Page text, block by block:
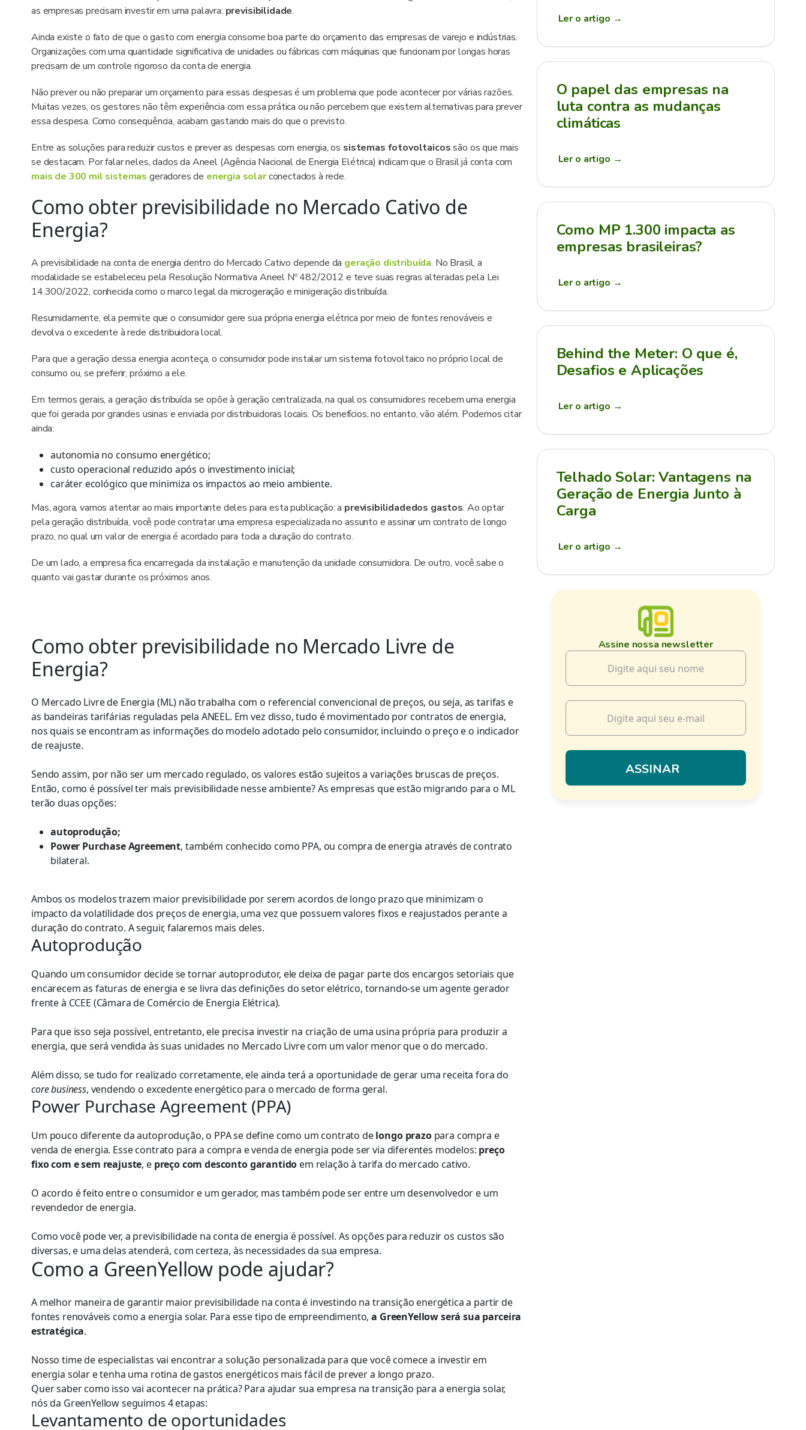
as empresas precisam investir em uma palavra: previsibilidade.
Ainda existe o fato de que o gasto com energia consome boa parte do orçamento das empresas de varejo e indústrias.
Organizações com uma quantidade significativa de unidades ou fábricas com máquinas que funcionam por longas horas
precisam de um controle rigoroso da conta de energia.
Não prever ou não preparar um orçamento para essas despesas é um problema que pode acontecer por várias razões.
Muitas vezes, os gestores não têm experiência com essa prática ou não percebem que existem alternativas para prever
essa despesa. Como consequência, acabam gastando mais do que o previsto.
Entre as soluções para reduzir custos e prever as despesas com energia, os sistemas fotovoltaicossão os que mais
se destacam. Por falar neles, dados da Aneel (Agência Nacional de Energia Elétrica) indicam que o Brasil já conta com
mais de 300 mil sistemas geradores de energia solarconectados à rede.
Como obter previsibilidade no Mercado Cativo de
Energia?
A previsibilidade na conta de energia dentro do Mercado Cativo depende da geração distribuída. No Brasil, a
modalidade se estabeleceu pela Resolução Normativa Aneel Nº 482/2012 e teve suas regras alteradas pela Lei
14.300/2022, conhecida como o marco legal da microgeração e minigeração distribuída.
Resumidamente, ela permite que o consumidor gere sua própria energia elétrica por meio de fontes renováveis e
devolva o excedente à rede distribuidora local.
Para que a geração dessa energia aconteça, o consumidor pode instalar um sistema fotovoltaico no próprio local de
consumo ou, se preferir, próximo a ele.
Em termos gerais, a geração distribuída se opõe à geração centralizada, na qual os consumidores recebem uma energia
que foi gerada por grandes usinas e enviada por distribuidoras locais. Os benefícios, no entanto, vão além. Podemos citar
ainda:
autonomia no consumo energético;
custo operacional reduzido após o investimento inicial;
caráter ecológico que minimiza os impactos ao meio ambiente.
Mas, agora, vamos atentar ao mais importante deles para esta publicação: a previsibilidadedos gastos. Ao optar
pela geração distribuída, você pode contratar uma empresa especializada no assunto e assinar um contrato de longo
prazo, no qual um valor de energia é acordado para toda a duração do contrato.
De um lado, a empresa fica encarregada da instalação e manutenção da unidade consumidora. De outro, você sabe o
quanto vai gastar durante os próximos anos.
Como obter previsibilidade no Mercado Livre de
Energia?
O Mercado Livre de Energia (ML) não trabalha com o referencial convencional de preços, ou seja, as tarifas e
as bandeiras tarifárias reguladas pela ANEEL. Em vez disso, tudo é movimentado por contratos de energia,
nos quais se encontram as informações do modelo adotado pelo consumidor, incluindo o preço e o indicador
de reajuste.
Sendo assim, por não ser um mercado regulado, os valores estão sujeitos a variações bruscas de preços.
Então, como é possível ter mais previsibilidade nesse ambiente? As empresas que estão migrando para o ML
terão duas opções:
autoprodução;
Power Purchase Agreement, também conhecido como PPA, ou compra de energia através de contrato
bilateral.
Ambos os modelos trazem maior previsibilidade por serem acordos de longo prazo que minimizam o
impacto da volatilidade dos preços de energia, uma vez que possuem valores fixos e reajustados perante a
duração do contrato. A seguir, falaremos mais deles.
Autoprodução
Quando um consumidor decide se tornar autoprodutor, ele deixa de pagar parte dos encargos setoriais que
encarecem as faturas de energia e se livra das definições do setor elétrico, tornando-se um agente gerador
frente à CCEE (Câmara de Comércio de Energia Elétrica).
Para que isso seja possível, entretanto, ele precisa investir na criação de uma usina própria para produzir a
energia, que será vendida às suas unidades no Mercado Livre com um valor menor que o do mercado.
Além disso, se tudo for realizado corretamente, ele ainda terá a oportunidade de gerar uma receita fora do
core business, vendendo o excedente energético para o mercado de forma geral.
Power Purchase Agreement (PPA)
Um pouco diferente da autoprodução, o PPA se define como um contrato delongo prazopara compra e
venda de energia. Esse contrato para a compra e venda de energia pode ser via diferentes modelos: preço
fixo com e sem reajuste, e preço com descontogarantido em relação à tarifa do mercado cativo.
O acordo é feito entre o consumidor e um gerador, mas também pode ser entre um desenvolvedor e um
revendedor de energia.
Como você pode ver, a previsibilidade na conta de energia é possível. As opções para reduzir os custos são
diversas, e uma delas atenderá, com certeza, às necessidades da sua empresa.
Como a GreenYellow pode ajudar?
A melhor maneira de garantir maior previsibilidade na conta é investindo na transição energética a partir de
fontes renováveis como a energia solar. Para esse tipo de empreendimento,a GreenYellow será sua parceira
estratégica.
Nosso time de especialistas vai encontrar a solução personalizada para que você comece a investir em
energia solar e tenha uma rotina de gastos energéticos mais fácil de prever a longo prazo.
Quer saber como isso vai acontecer na prática? Para ajudar sua empresa na transição para a energia solar,
nós da GreenYellow seguimos 4 etapas:
Levantamento de oportunidades
Ler o artigo →
O papel das empresas na
luta contra as mudanças
climáticas
Ler o artigo →
Como MP 1.300 impacta as
empresas brasileiras?
Ler o artigo →
Behind the Meter: O que é,
Desafios e Aplicações
Ler o artigo →
Telhado Solar: Vantagens na
Geração de Energia Junto à
Carga
Ler o artigo →
Assine nossa newsletter